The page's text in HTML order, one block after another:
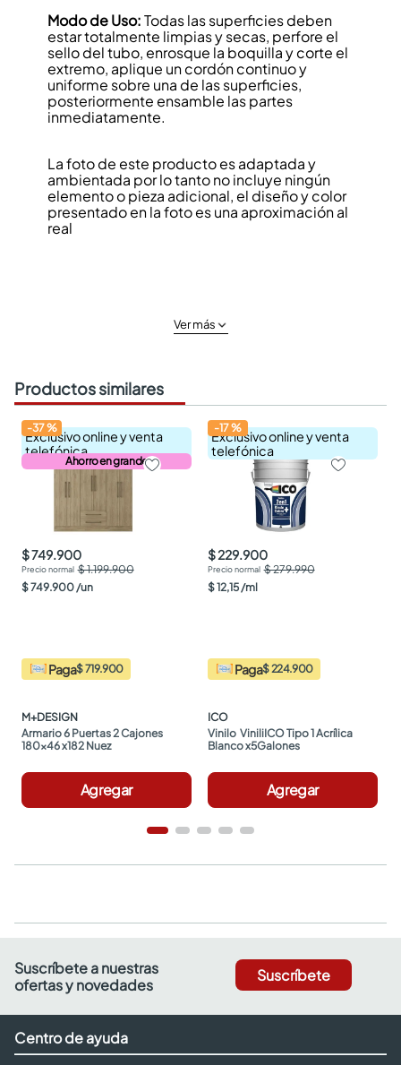
Modo de Uso:Todas las superficies deben
estar totalmente limpias y secas, perfore el
sello del tubo, enrosque la boquilla y corte el
extremo, aplique un cordón continuo y
uniforme sobre una de las superficies,
posteriormente ensamble las partes
inmediatamente.
La foto de este producto es adaptada y
ambientada por lo tanto no incluye ningún
elemento o pieza adicional, el diseño y color
presentado en la foto es una aproximación al
real
Ver más
Productos similares
Exclusivo online y venta
telefónica
Ahorro en grande
-37%
$ 749.900
$ 1.199.900
$749.900 /un
Paga$ 719.900
M+DESIGN
Armario 6 Puertas 2 Cajones
180x46 x182 Nuez
Agregar
Exclusivo online y venta
telefónica
-17%
$ 229.900
$ 279.990
$12,15 /ml
Paga$ 224.900
ICO
Vinilo  ViniliICO Tipo 1 Acrílica
Blanco x5Galones
Agregar
Suscríbete a nuestras
ofertas y novedades
Suscríbete
Centro de ayuda